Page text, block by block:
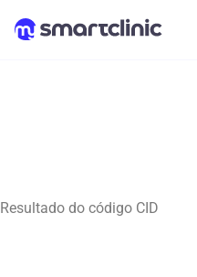
Resultado do código CID